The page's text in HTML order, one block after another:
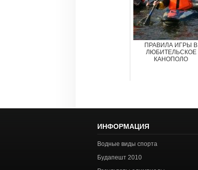
ПРАВИЛА ИГРЫ В
ЛЮБИТЕЛЬСКОЕ
КАНОПОЛО
ИНФОРМАЦИЯ
Водные виды спорта
Будапешт 2010